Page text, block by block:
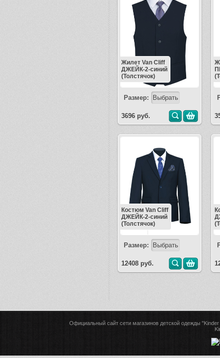
Жилет Van Cliff
ДЖЕЙК-2-синий
(Толстячок)
Размер:
3696 руб.
Костюм Van Cliff
ДЖЕЙК-2-синий
(Толстячок)
Размер:
12408 руб.
Официальный сайт сети магазинов детской одежды